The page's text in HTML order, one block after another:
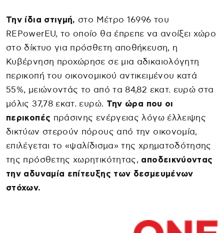
Την ίδια στιγμή, στο Μέτρο 16996 του
REPowerEU, το οποίο θα έπρεπε να ανοίξει χώρο
στο δίκτυο για πρόσθετη αποθήκευση, η
Κυβέρνηση προχώρησε σε μια αδικαιολόγητη
περικοπή του οικονομικού αντικειμένου κατά
55%, μειώνοντάς το από τα 84,82 εκατ. ευρώ στα
μόλις 37,78 εκατ. ευρώ. Την ώρα που οι
περικοπές πράσινης ενέργειας λόγω έλλειψης
δικτύων στερούν πόρους από την οικονομία,
επιλέγεται το «ψαλίδισμα» της χρηματοδότησης
της πρόσθετης χωρητικότητας, αποδεικνύοντας
την αδυναμία επίτευξης των δεσμευμένων
στόχων.